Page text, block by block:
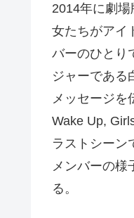
2014年に劇
女たちがアイ
バーのひとり
ジャーである
メッセージを
Wake Up,
ラストシーン
メンバーの様
る。